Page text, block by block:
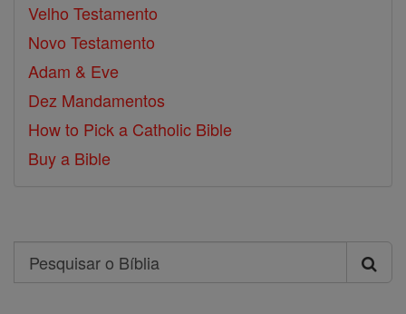
Velho Testamento
Novo Testamento
Adam & Eve
Dez Mandamentos
How to Pick a Catholic Bible
Buy a Bible
Search
Pesquisar